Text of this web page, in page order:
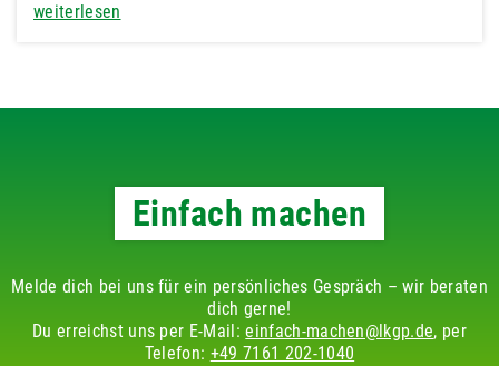
weiterlesen
Einfach machen
Melde dich bei uns für ein persönliches Gespräch – wir beraten
dich gerne!
Du erreichst uns per E-Mail:einfach-machen@lkgp.de, per
Telefon: +49 7161 202-1040